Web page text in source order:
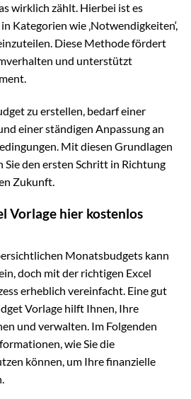
wirklich zählt. Hierbei ist es
Kategorien wie ‚Notwendigkeiten‘,
einzuteilen. Diese Methode fördert
und unterstützt
zu erstellen, bedarf einer
einer ständigen Anpassung an
Mit diesen Grundlagen
Sie den ersten Schritt in Richtung
Zukunft.
Vorlage hier kostenlos
Monatsbudgets kann
doch mit der richtigen Excel
erheblich vereinfacht. Eine gut
Vorlage hilft Ihnen, Ihre
und verwalten. Im Folgenden
wie Sie die
können, um Ihre finanzielle